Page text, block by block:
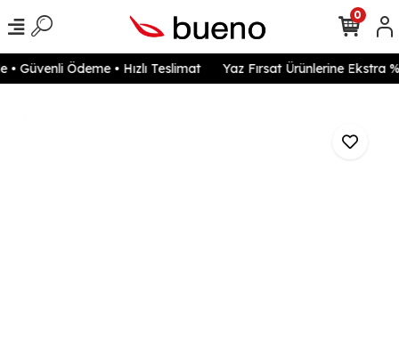
Güvenli Ödeme • Hızlı Teslimat Yaz Fırsat Ürünlerine Ekstra
0